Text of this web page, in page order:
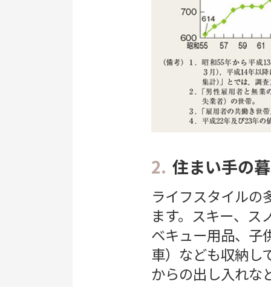
2. 住まい手の
ライフスタイルの
ます。スキー、ス
ベキュー用品、子
車）なども収納し
からの出し入れな